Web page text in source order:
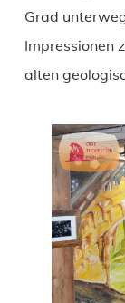
Grad
Impressionen
alten